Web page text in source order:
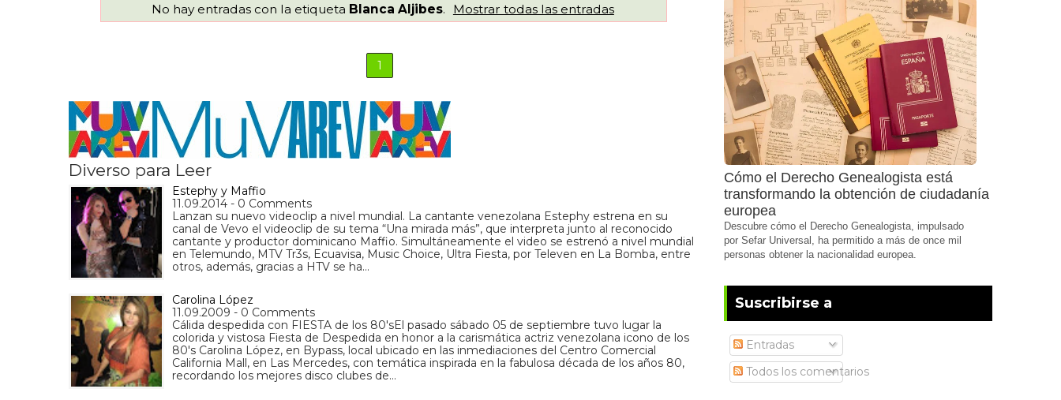
No hay entradas con la etiqueta Blanca Aljibes. Mostrar todas las entradas
1
Diverso para Leer
Estephy y Maffio
11.09.2014 - 0 Comments
Lanzan su nuevo videoclip a nivel mundial. La cantante venezolana Estephy estrena en su
canal de Vevo el videoclip de su tema “Una mirada más”, que interpreta junto al reconocido
cantante y productor dominicano Maffio. Simultáneamente el video se estrenó a nivel mundial
en Telemundo, MTV Tr3s, Ecuavisa, Music Choice, Ultra Fiesta, por Televen en La Bomba, entre
otros, además, gracias a HTV se ha…
Carolina López
11.09.2009 - 0 Comments
Cálida despedida con FIESTA de los 80'sEl pasado sábado 05 de septiembre tuvo lugar la
colorida y vistosa Fiesta de Despedida en honor a la carismática actriz venezolana icono de los
80's Carolina López, en Bypass, local ubicado en las inmediaciones del Centro Comercial
California Mall, en Las Mercedes, con temática inspirada en la fabulosa década de los años 80,
recordando los mejores disco clubes de…
Cómo el Derecho Genealogista está
transformando la obtención de ciudadanía
europea
Descubre cómo el Derecho Genealogista, impulsado
por Sefar Universal, ha permitido a más de once mil
personas obtener la nacionalidad europea.
Suscribirse a
Entradas
Todos los comentarios